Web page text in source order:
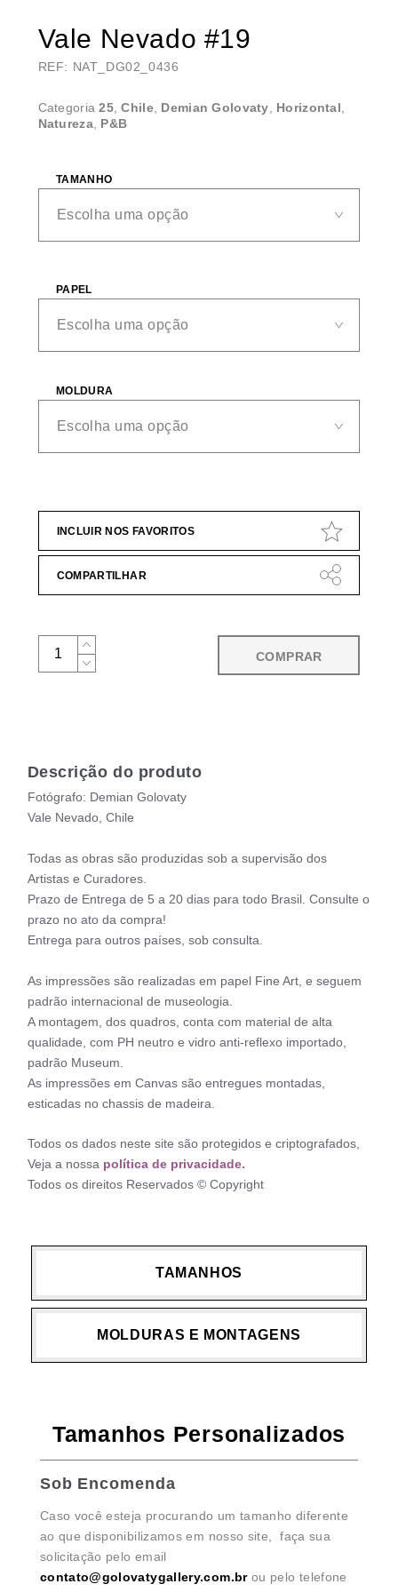
Vale Nevado #19
REF: NAT_DG02_0436
Categoria25,Chile, Demian Golovaty Horizontal
Natureza, P&B
TAMANHO
PAPEL
MOLDURA
INCLUIR NOS FAVORITOS
COMPARTILHAR
COMPRAR
Descrição do produto
Fotógrafo: Demian Golovaty
Vale Nevado, Chile
Todas as obras são produzidas sob a supervisão dos
Artistas e Curadores.
Prazo de Entrega de 5 a 20 dias para todo Brasil. Consulte o
prazo no ato da compra!
Entrega para outros países, sob consulta.
As impressões são realizadas em papel Fine Art, e seguem
padrão internacional de museologia.
A montagem, dos quadros, conta com material de alta
qualidade, com PH neutro e vidro anti-reflexo importado,
padrão Museum.
As impressões em Canvas são entregues montadas,
esticadas no chassis de madeira.
Todos os dados neste site são protegidos e criptografados,
Veja a nossa política de privacidade.
Todos os direitos Reservados © Copyright
TAMANHOS
MOLDURAS E MONTAGENS
Tamanhos Personalizados
Sob Encomenda
Caso você esteja procurando um tamanho diferente
ao que disponibilizamos em nosso site, faça sua
solicitação pelo email
contato@golovatygallery.com.brou pelo telefone